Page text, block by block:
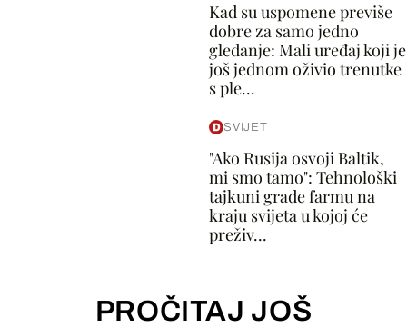
Kad su uspomene previše
dobre za samo jedno
gledanje: Mali uređaj koji je
još jednom oživio trenutke
s ple...
SVIJET
"Ako Rusija osvoji Baltik,
mi smo tamo": Tehnološki
tajkuni grade farmu na
kraju svijeta u kojoj će
preživ...
PROČITAJ JOŠ